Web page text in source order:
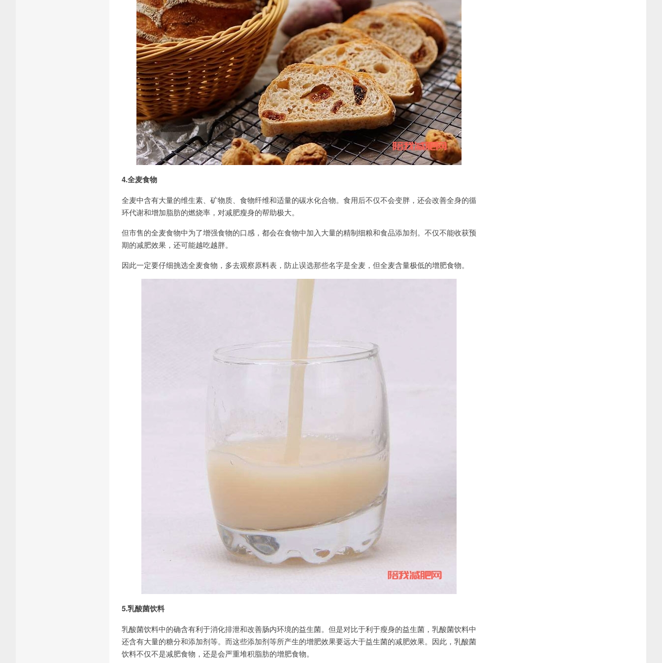
4.全麦食物
全麦中含有大量的维生素、矿物质、食物纤维和适量的碳水化合物。食用后不仅不会变胖，还会改善全身的循
环代谢和增加脂肪的燃烧率，对减肥瘦身的帮助极大。
但市售的全麦食物中为了增强食物的口感，都会在食物中加入大量的精制细粮和食品添加剂。不仅不能收获预
期的减肥效果，还可能越吃越胖。
因此一定要仔细挑选全麦食物，多去观察原料表，防止误选那些名字是全麦，但全麦含量极低的增肥食物。
5.乳酸菌饮料
乳酸菌饮料中的确含有利于消化排泄和改善肠内环境的益生菌。但是对比于利于瘦身的益生菌，乳酸菌饮料中
还含有大量的糖分和添加剂等。而这些添加剂等所产生的增肥效果要远大于益生菌的减肥效果。因此，乳酸菌
饮料不仅不是减肥食物，还是会严重堆积脂肪的增肥食物。